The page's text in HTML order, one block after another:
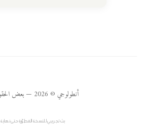
أنطولوجي © 2026 — بعض الحقوق محفوظة
بث تجريبي للنسخة المطوّرة حتى نهاية ٢٠٢٦